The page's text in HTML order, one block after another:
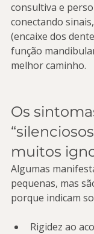
consultiva e
conectando
(encaixe dos
função
melhor caminho.
Os
muitos
Algumas
pequenas, mas
porque indicam
Rigidez ao